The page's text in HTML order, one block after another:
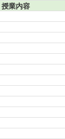
授業内容